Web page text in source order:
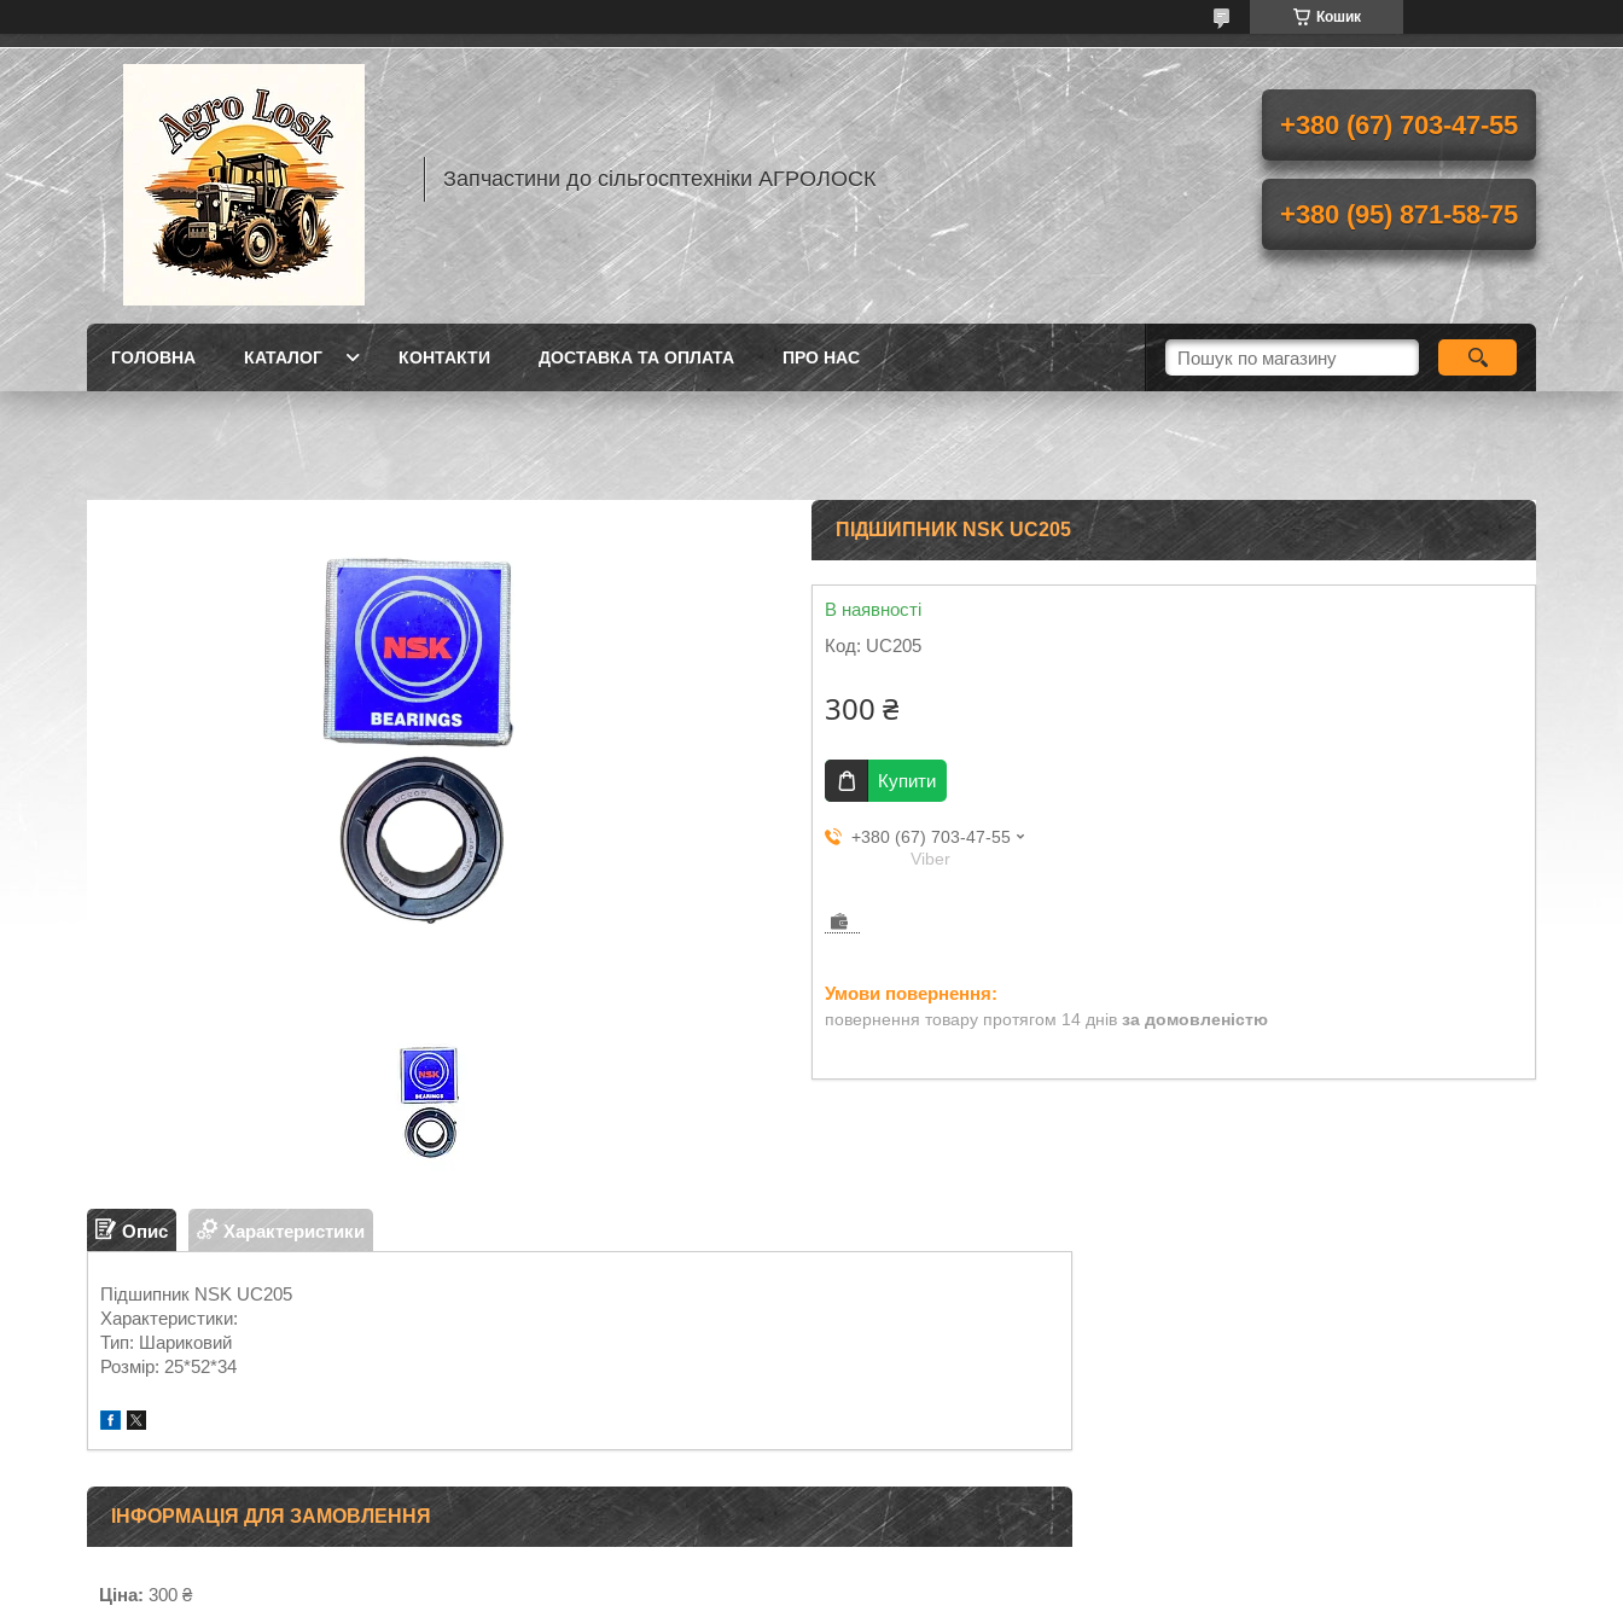
Кошик
Запчастини до сільгосптехніки АГРОЛОСК
+380 (67) 703-47-55
+380 (95) 871-58-75
ГОЛОВНА КАТАЛОГ КОНТАКТИ ДОСТАВКА ТА ОПЛАТА ПРО НАС
ПІДШИПНИК NSK UC205
В наявності
Код: UC205
300 ₴
Купити
+380 (67) 703-47-55
Viber
повернення товару протягом 14 днів за домовленістю
Опис Характеристики
Підшипник NSK UC205
Характеристики:
Тип: Шариковий
Розмір: 25*52*34
ІНФОРМАЦІЯ ДЛЯ ЗАМОВЛЕННЯ
Ціна: 300 ₴